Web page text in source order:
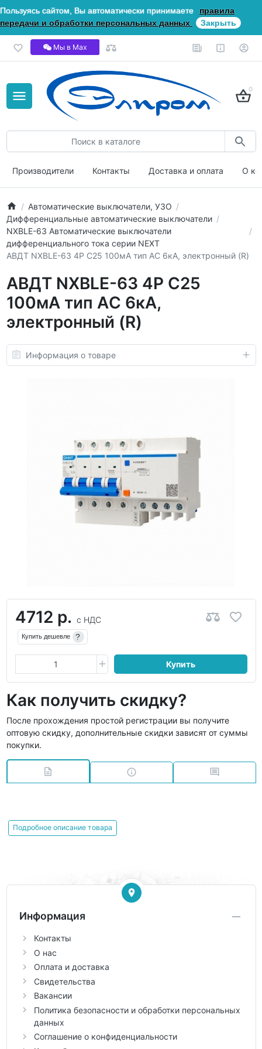
Пользуясь сайтом, Вы автоматически принимаете
правила
передачи и обработки персональных данных
Закрыть
Мы в Мах
0
Производители Контакты Доставка и оплата О
Автоматические выключатели, УЗО
Дифференциальные автоматические выключатели
NXBLE-63 Автоматические выключатели
дифференциального тока серии NEXT
АВДТ NXBLE-63 4P C25 100мА тип AС 6кА, электронный (R)
АВДТ NXBLE-63 4P C25
100мА тип AС 6кА,
электронный (R)
Информация о товаре
4712 р. с НДС
Купить дешевле ?
Купить
Как получить скидку?
После прохождения простой регистрации вы получите
оптовую скидку, дополнительные скидки зависят от суммы
покупки.
Подробное описание товара
Информация
Контакты
О нас
Оплата и доставка
Свидетельства
Вакансии
Политика безопасности и обработки персональных
данных
Соглашение о конфиденциальности